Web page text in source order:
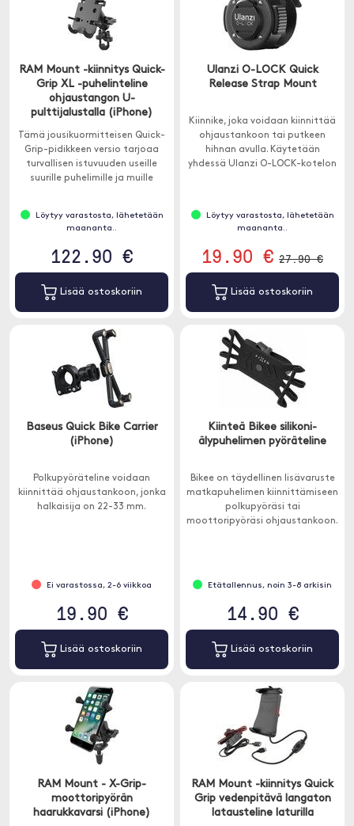
RAM Mount -kiinnitys Quick-
Grip XL -puhelinteline
ohjaustangon U-
pulttijalustalla (iPhone)
Tämä jousikuormitteisen Quick-
Grip-pidikkeen versio tarjoaa
turvallisen istuvuuden useille
suurille puhelimille ja muille
Löytyy varastosta, lähetetään
maananta..
122.90 €
Lisää ostoskoriin
Ulanzi O-LOCK Quick
Release Strap Mount
Kiinnike, joka voidaan kiinnittää
ohjaustankoon tai putkeen
hihnan avulla. Käytetään
yhdessä Ulanzi O-LOCK-kotelon
Löytyy varastosta, lähetetään
maananta..
19.90 € 27.90 €
Lisää ostoskoriin
Baseus Quick Bike Carrier
(iPhone)
Polkupyöräteline voidaan
kiinnittää ohjaustankoon, jonka
halkaisija on 22-33 mm.
Ei varastossa, 2-6 viikkoa
19.90 €
Lisää ostoskoriin
Kiinteä Bikee silikoni-
älypuhelimen pyöräteline
Bikee on täydellinen lisävaruste
matkapuhelimen kiinnittämiseen
polkupyöräsi tai
moottoripyöräsi ohjaustankoon.
Etätallennus, noin 3-8 arkisin
14.90 €
Lisää ostoskoriin
RAM Mount - X-Grip-
moottoripyörän
haarukkavarsi (iPhone)
RAM Mount -kiinnitys Quick
Grip vedenpitävä langaton
latausteline laturilla